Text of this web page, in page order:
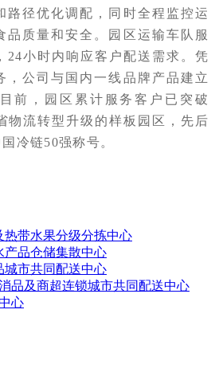
路径优化调配，同时全程监控运
品质量和安全。园区运输车队服
24小时内响应客户配送需求。凭
，公司与国内一线品牌产品建立
前，园区累计服务客户已突破
物流转型升级的样板园区，先后
冷链50强称号。
带水果分级分拣中心
品仓储集散中心
市共同配送中心
品及商超连锁城市共同配送中心
心